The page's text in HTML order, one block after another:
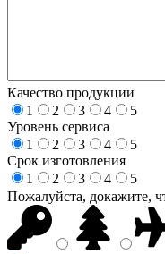
Качество продукции
1
2 3 4
5
Уровень сервиса
1
2 3 4
5
Срок изготовления
1
2 3 4
5
Пожалуйста, докажите,